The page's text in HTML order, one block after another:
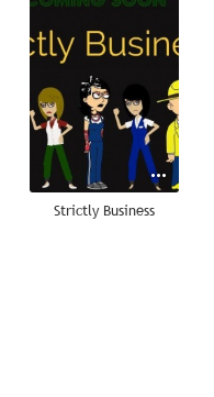
Strictly Business